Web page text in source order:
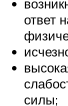
ответ
силы;